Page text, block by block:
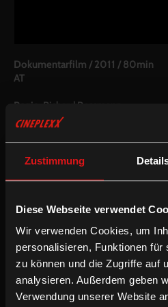
Zustimmung
Diese Webseite verwendet
Wir verwenden Cookies, um
personalisieren, Funktionen für
zu können und die Zugriffe auf
analysieren. Außerdem geben
Verwendung unserer Website
Dokumentarfilm / 2011 / 80min
AT
Regie: Richard Rossmann
Drehbuch:Richard Rossmann
Schnitt:Richard Rossmann
Besetzung:Maria Bichler, Johann
Inkludierte Sprachfassungen:
Deutsche OV
Deutsche OV mit enUT
Dokumentarfilm/ Englische UT